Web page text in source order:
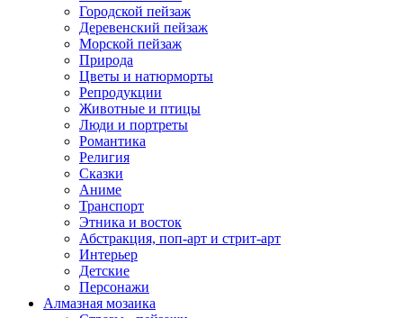
Городской пейзаж
Деревенский пейзаж
Морской пейзаж
Природа
Цветы и натюрморты
Репродукции
Животные и птицы
Люди и портреты
Романтика
Религия
Сказки
Аниме
Транспорт
Этника и восток
Абстракция, поп-арт и стрит-арт
Интерьер
Детские
Персонажи
Алмазная мозаика